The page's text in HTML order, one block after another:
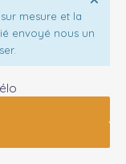
mesure et la
envoyé nous un